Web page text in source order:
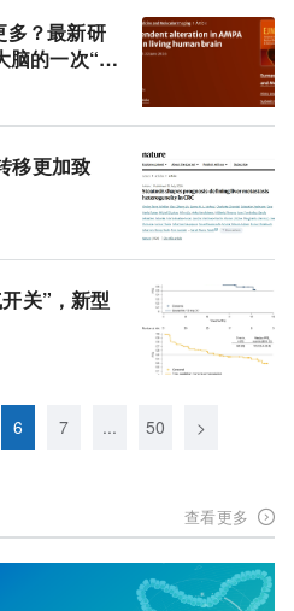
多？最新研
脑的一次“异
移更加致
关”，新型
6 7 ... 50 >
查看更多